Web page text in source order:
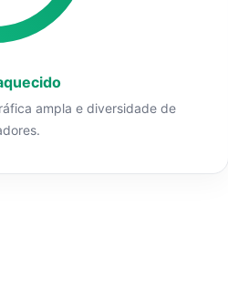
ampla e diversidade de